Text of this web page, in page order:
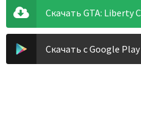
Скачать GTA: Liberty
Скачать с Google Play